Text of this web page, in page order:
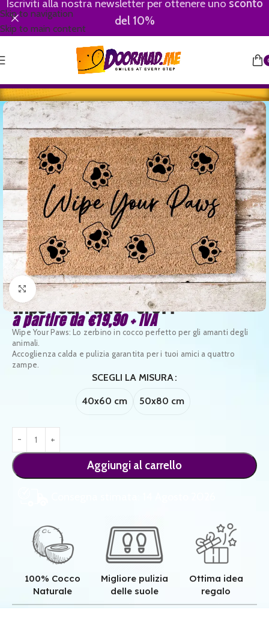
Skip to navigation
Skip to main content
Iscriviti alla nostra newsletter per ottenere uno sconto
del 10%
Clicca per ingrandire
Wipe Your Paws – CF014
a partire da€19,90+ IVA
Wipe Your Paws: Lo zerbino in cocco perfetto per gli amanti degli
animali.
Accoglienza calda e pulizia garantita per i tuoi amici a quattro
zampe.
SCEGLI LA MISURA
40x60 cm 50x80 cm
Aggiungi al carrello
100% Cocco
Naturale
Migliore pulizia
delle suole
Ottima idea
regalo